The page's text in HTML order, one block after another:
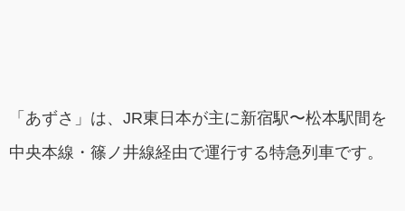
「あずさ」は、JR東日本が主に新宿駅〜松本駅間を
中央本線・篠ノ井線経由で運行する特急列車です。